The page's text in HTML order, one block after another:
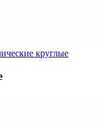
круглые